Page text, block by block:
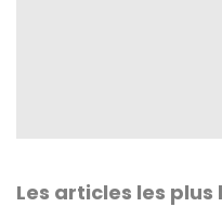
Les articles les plus